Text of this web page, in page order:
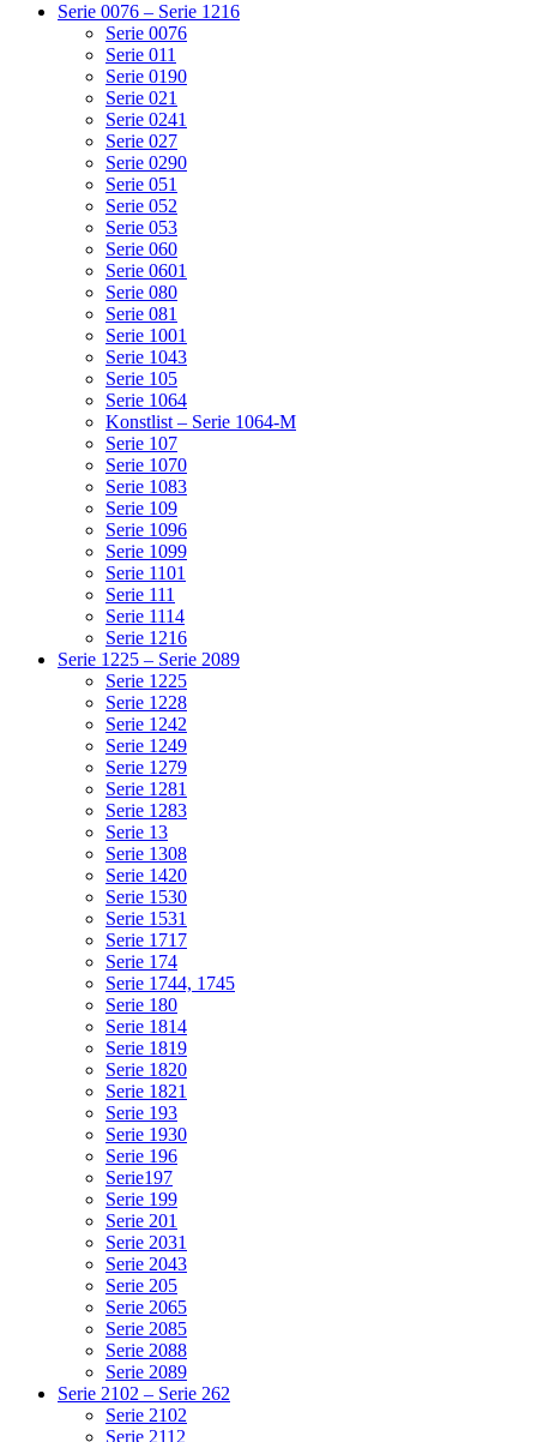
Serie 0076 – Serie 1216
Serie 0076
Serie 011
Serie 0190
Serie 021
Serie 0241
Serie 027
Serie 0290
Serie 051
Serie 052
Serie 053
Serie 060
Serie 0601
Serie 080
Serie 081
Serie 1001
Serie 1043
Serie 105
Serie 1064
Konstlist – Serie 1064-M
Serie 107
Serie 1070
Serie 1083
Serie 109
Serie 1096
Serie 1099
Serie 1101
Serie 111
Serie 1114
Serie 1216
Serie 1225 – Serie 2089
Serie 1225
Serie 1228
Serie 1242
Serie 1249
Serie 1279
Serie 1281
Serie 1283
Serie 13
Serie 1308
Serie 1420
Serie 1530
Serie 1531
Serie 1717
Serie 174
Serie 1744, 1745
Serie 180
Serie 1814
Serie 1819
Serie 1820
Serie 1821
Serie 193
Serie 1930
Serie 196
Serie197
Serie 199
Serie 201
Serie 2031
Serie 2043
Serie 205
Serie 2065
Serie 2085
Serie 2088
Serie 2089
Serie 2102 – Serie 262
Serie 2102
Serie 2112